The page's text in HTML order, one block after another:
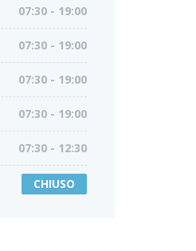
07:30 - 19:00
07:30 - 19:00
07:30 - 19:00
07:30 - 19:00
07:30 - 12:30
CHIUSO